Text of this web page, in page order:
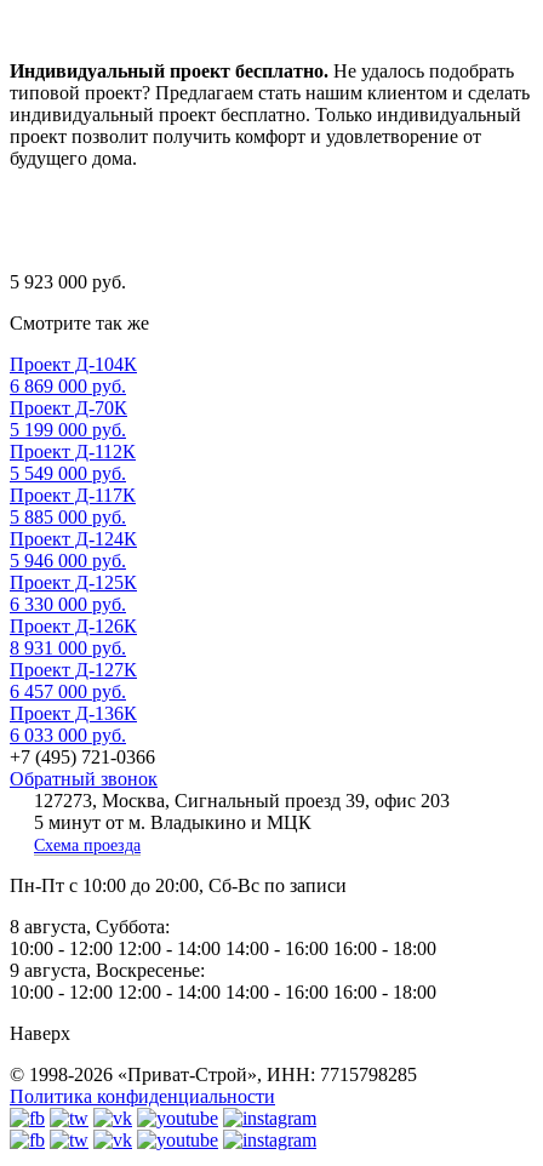
Индивидуальный проект бесплатно. Не удалось подобрать
типовой проект? Предлагаем стать нашим клиентом и сделать
индивидуальный проект бесплатно. Только индивидуальный
проект позволит получить комфорт и удовлетворение от
будущего дома.
5 923 000 руб.
Смотрите так же
Проект Д-104К
6 869 000 руб.
Проект Д-70К
5 199 000 руб.
Проект Д-112К
5 549 000 руб.
Проект Д-117К
5 885 000 руб.
Проект Д-124К
5 946 000 руб.
Проект Д-125К
6 330 000 руб.
Проект Д-126К
8 931 000 руб.
Проект Д-127К
6 457 000 руб.
Проект Д-136К
6 033 000 руб.
+7 (495) 721-0366
Обратный звонок
127273, Москва, Сигнальный проезд 39, офис 203
5 минут от м. Владыкино и МЦК
Схема проезда
Пн-Пт с 10:00 до 20:00, Сб-Вс по записи
8 августа, Суббота:
10:00 - 12:00 12:00 - 14:00 14:00 - 16:00 16:00 - 18:00
9 августа, Воскресенье:
10:00 - 12:00 12:00 - 14:00 14:00 - 16:00 16:00 - 18:00
Наверх
© 1998-2026 «Приват-Строй», ИНН: 7715798285
Политика конфиденциальности